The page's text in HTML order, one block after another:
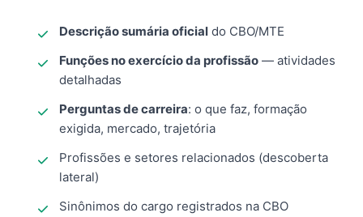
Descrição sumária oficial do CBO/MTE
Funções no exercício da profissão — atividades
detalhadas
Perguntas de carreira: o que faz, formação
exigida, mercado, trajetória
Profissões e setores relacionados (descoberta
lateral)
Sinônimos do cargo registrados na CBO